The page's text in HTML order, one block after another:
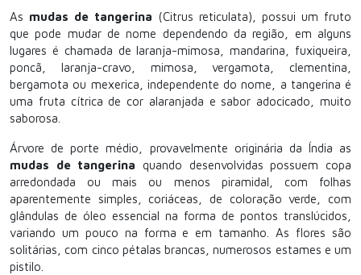
As mudas de tangerina (Citrus reticulata), possui um fruto
que pode mudar de nome dependendo da região, em alguns
lugares é chamada de laranja-mimosa, mandarina, fuxiqueira,
poncã, laranja-cravo, mimosa, vergamota, clementina,
bergamota ou mexerica, independente do nome, a tangerina é
uma fruta cítrica de cor alaranjada e sabor adocicado, muito
saborosa.
Árvore de porte médio, provavelmente originária da Índia as
mudas de tangerina quando desenvolvidas possuem copa
arredondada ou mais ou menos piramidal, com folhas
aparentemente simples, coriáceas, de coloração verde, com
glândulas de óleo essencial na forma de pontos translúcidos,
variando um pouco na forma e em tamanho. As flores são
solitárias, com cinco pétalas brancas, numerosos estames e um
pistilo.